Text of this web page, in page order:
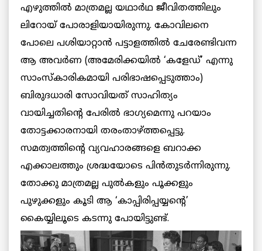
എഴുത്തില്‍ മാത്രമല്ല യഥാര്‍ഥ ജീവിതത്തിലും
ലിറോയ് പോരാളിയായിരുന്നു. കോവിലനെ
പോലെ പശിയാറ്റാന്‍ പട്ടാളത്തില്‍ ചേരേണ്ടിവന്ന
ആ അവര്‍ണ (അമേരിക്കയില്‍ ‘കളേഡ്’ എന്നു
സാംസ്‌കാരികമായി പരിഭാഷപ്പെടുത്താം)
ബിരുദധാരി സോവിയത് സാഹിത്യം
വായിച്ചതിന്റെ പേരില്‍ ഭാഗ്യമെന്നു പറയാം
തോട്ടക്കാരനായി തരംതാഴ്ത്തപ്പെട്ടു.
സമത്വത്തിന്റെ വ്യവഹാരങ്ങളെ ബറാക്ക
എക്കാലത്തും ശ്രദ്ധയോടെ പിന്‍തുടര്‍ന്നിരുന്നു.
തോക്കു മാത്രമല്ല പുല്‍കളും പൂക്കളും
പുഴുക്കളും കൂടി ആ ‘കാപ്പിരിപ്പയ്യന്റെ’
കൈയ്യിലൂടെ കടന്നു പോയിട്ടുണ്ട്.